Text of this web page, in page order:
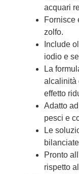
acquari
Fornisce
zolfo.
Include
iodio e
La
alcalinità
effetto
Adatto
pesci e
Le
Pronto
rispetto